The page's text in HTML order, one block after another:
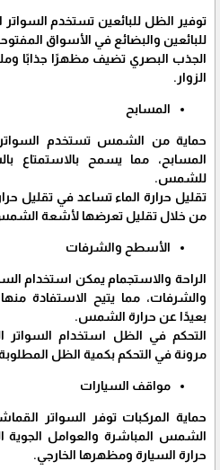
توفير الظل للبائعين تستخدم
للبائعين والبضائع في الأسواق
الجذب البصري تضيف مظهرًا جذابًا
الزوار.
المسابح
حماية من الشمس تستخدم
المسابح، مما يسمح بالاستمتاع
للشمس.
تقليل حرارة الماء تساعد في تقليل
من خلال تقليل تعرضها لأشعة
الأسطح والشرفات
الراحة والاستجمام يمكن استخدام
والشرفات، مما يتيح الاستفادة
بعيدًا عن حرارة الشمس.
التحكم في الظل استخدام السواتر
مرونة في التحكم بكمية الظل
مواقف السيارات
حماية المركبات توفر السواتر
الشمس المباشرة والعوامل الجوية
حرارة السيارة ومظهرها الخارجي.